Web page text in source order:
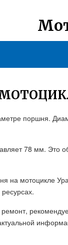
поршня.
78 мм. Это
на мотоцикле